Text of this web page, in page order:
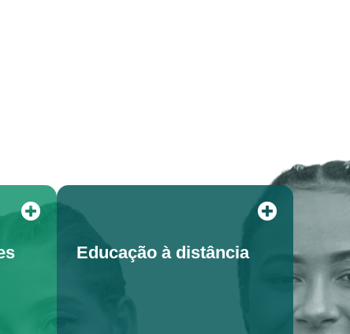
Educação à distância